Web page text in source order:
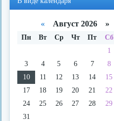
« Август 2026 »
Пн Вт Ср Чт Пт Сб
1
3
4 5 6 7 8
10
11 12 13 14 15
17
18 19 20 21 22
24
25 26 27 28 29
31